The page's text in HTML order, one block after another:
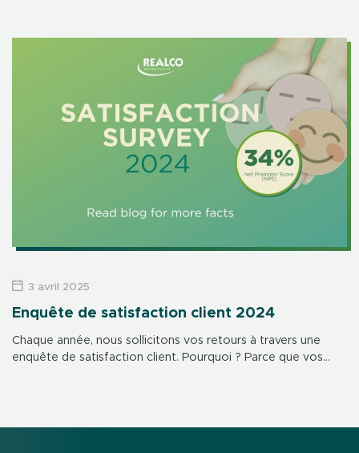
Enquête de satisfaction client 2024
Chaque année, nous sollicitons vos retours à travers une
enquête de satisfaction client. Pourquoi ? Parce que vos
3 avril 2025